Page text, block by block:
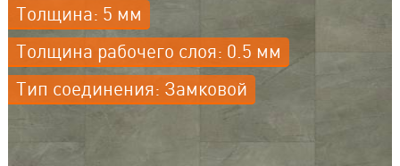
Толщина: 5 мм
Толщина рабочего слоя: 0.5 мм
Тип соединения: Замковой